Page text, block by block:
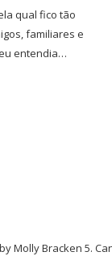
qual fico tão
familiares e
entendia…
Molly Bracken 5.